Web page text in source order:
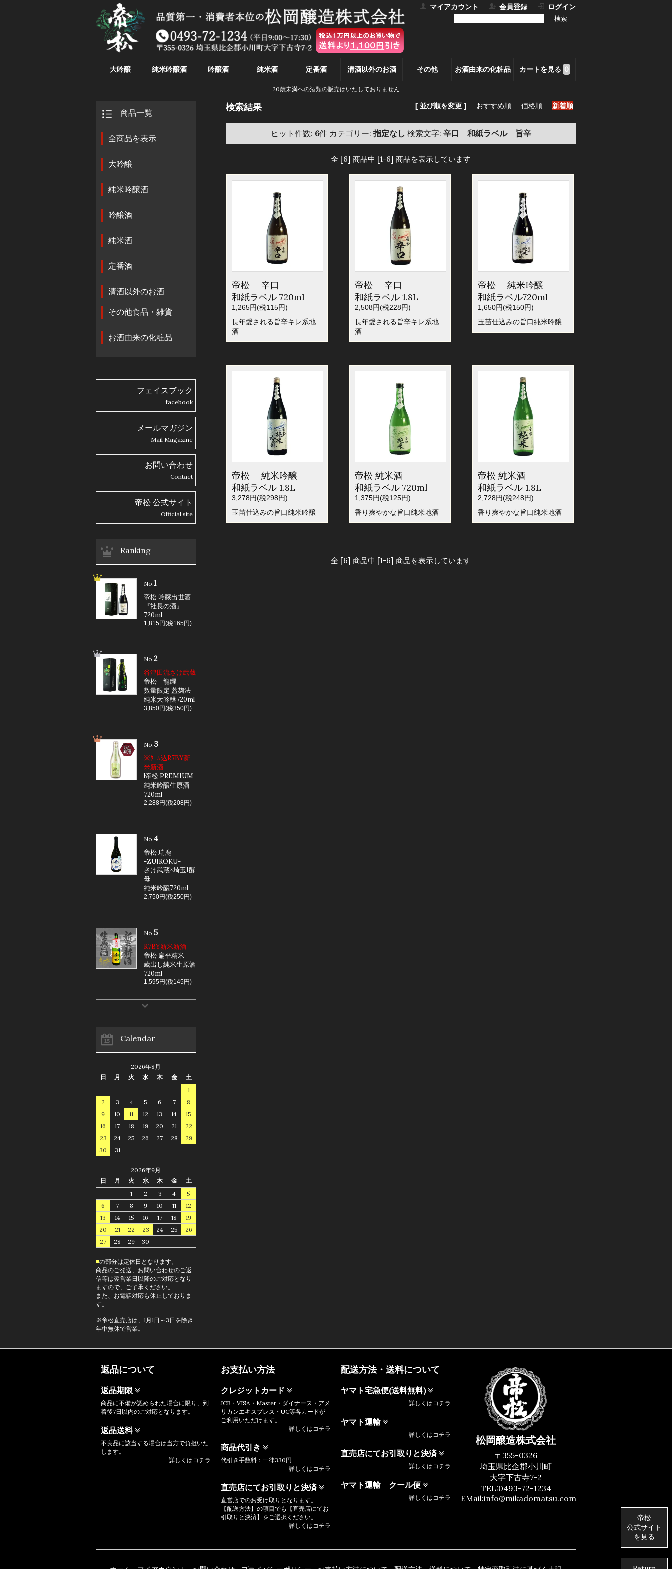
マイアカウント 会員登録 ログイン
大吟醸 純米吟醸酒 吟醸酒 純米酒 定番酒 清酒以外のお酒 その他 お酒由来の化粧品 カートを見る 0
20歳未満への酒類の販売はいたしておりません
[ 並び順を変更 ] - おすすめ順 - 価格順 - 新着順
検索結果
ヒット件数: 6件 カテゴリー: 指定なし 検索文字: 辛口 和紙ラベル 旨辛
全 [6] 商品中 [1-6] 商品を表示しています
帝松 辛口
和紙ラベル 720ml
1,265円(税115円)
長年愛される旨辛キレ系地
酒
帝松 辛口
和紙ラベル 1.8L
2,508円(税228円)
長年愛される旨辛キレ系地
酒
帝松 純米吟醸
和紙ラベル720ml
1,650円(税150円)
玉苗仕込みの旨口純米吟醸
帝松 純米吟醸
和紙ラベル 1.8L
3,278円(税298円)
玉苗仕込みの旨口純米吟醸
帝松 純米酒
和紙ラベル 720ml
1,375円(税125円)
香り爽やかな旨口純米地酒
帝松 純米酒
和紙ラベル 1.8L
2,728円(税248円)
香り爽やかな旨口純米地酒
全 [6] 商品中 [1-6] 商品を表示しています
商品一覧
全商品を表示
大吟醸
純米吟醸酒
吟醸酒
純米酒
定番酒
清酒以外のお酒
その他食品・雑貨
お酒由来の化粧品
フェイスブック
facebook
メールマガジン
Mail Magazine
お問い合わせ
Contact
帝松 公式サイト
Official site
Ranking
No.1
帝松 吟醸出世酒
『社長の酒』
720ml
1,815円(税165円)
No.2
谷津田流さけ武蔵
帝松 龍躍
数量限定 蓋麹法
純米大吟醸720ml
3,850円(税350円)
No.3
※ｸｰﾙ込R7BY新
米新酒
l帝松 PREMIUM
純米吟醸生原酒
720ml
2,288円(税208円)
No.4
帝松 瑞鹿
-ZUIROKU-
さけ武蔵×埼玉I酵
母
純米吟醸720ml
2,750円(税250円)
No.5
R7BY新米新酒
帝松 扁平精米
蔵出し純米生原酒
720ml
1,595円(税145円)
Calendar
2026年8月
日
月 火 水 木 金
土
1
2
3 4 5 6 7
8
9
10 11 12 13 14
15
16
17 18 19 20 21
22
23
24 25 26 27 28
29
30
31
2026年9月
日
月 火 水 木 金
土
1
2 3 4
5
6
7 8 9 10 11
12
13
14 15 16 17 18
19
20
21 22 23 24 25
26
27
28 29 30
■の部分は定休日となります。
商品のご発送、お問い合わせのご返
信等は翌営業日以降のご対応となり
ますので、ご了承ください。
また、お電話対応も休止しておりま
す。
※帝松直売店は、1月1日～3日を除き
年中無休で営業。
帝松
公式サイト
を見る
返品について
返品期限
商品に不備が認められた場合に限り、到
着後7日以内のご対応となります。
返品送料
不良品に該当する場合は当方で負担いた
します。
詳しくはコチラ
お支払い方法
クレジットカード
JCB・VISA・Master・ダイナース・アメ
リカンエキスプレス・UC等各カードが
ご利用いただけます。
詳しくはコチラ
商品代引き
代引き手数料：一律330円
詳しくはコチラ
直売店にてお引取りと決済
直営店でのお受け取りとなります。
【配送方法】の項目でも【直売店にてお
引取りと決済】をご選択ください。
詳しくはコチラ
配送方法・送料について
ヤマト宅急便(送料無料)
詳しくはコチラ
ヤマト運輸
詳しくはコチラ
直売店にてお引取りと決済
詳しくはコチラ
ヤマト運輸 クール便
詳しくはコチラ
松岡醸造株式会社
〒355-0326
埼玉県比企郡小川町
大字下古寺7-2
TEL:0493-72-1234
EMail:info@mikadomatsu.com